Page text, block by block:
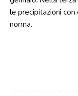
le precipitazioni
norma.